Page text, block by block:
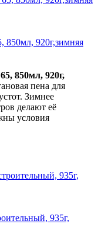
850мл, 920г,зимняя
850мл, 920г,
пена для
Зимнее
делают её
условия
935г,